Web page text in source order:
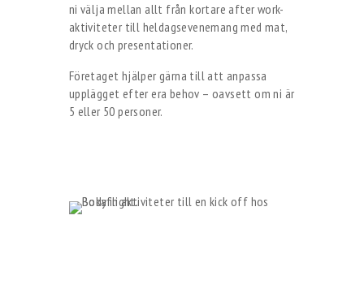
ni välja mellan allt från kortare after work-
aktiviteter till heldagsevenemang med mat,
dryck och presentationer.
Företaget hjälper gärna till att anpassa
upplägget efter era behov – oavsett om ni är
5 eller 50 personer.